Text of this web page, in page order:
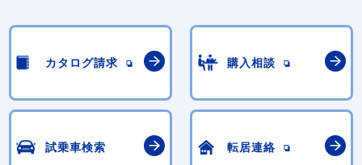
カタログ請求 購入相談
試乗車検索 転居連絡